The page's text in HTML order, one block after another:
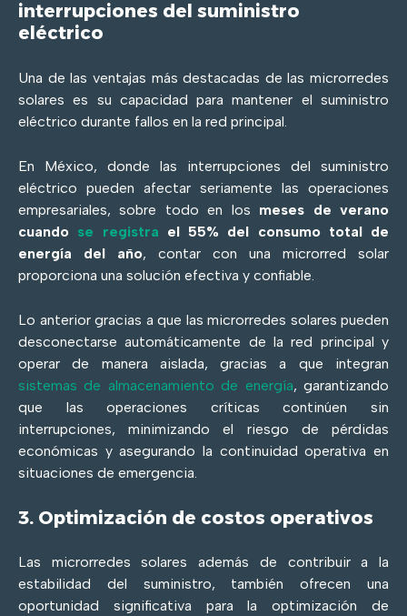
interrupciones del suministro
eléctrico
Una de las ventajas más destacadas de las microrredes
solares es su capacidad para mantener el suministro
eléctrico durante fallos en la red principal.
En México, donde las interrupciones del suministro
eléctrico pueden afectar seriamente las operaciones
empresariales, sobre todo en los meses de verano
cuando se registra el 55% del consumo total de
energía del año, contar con una microrred solar
proporciona una solución efectiva y confiable.
Lo anterior gracias a que las microrredes solares pueden
desconectarse automáticamente de la red principal y
operar de manera aislada, gracias a que integran
sistemas de almacenamiento de energía, garantizando
que las operaciones críticas continúen sin
interrupciones, minimizando el riesgo de pérdidas
económicas y asegurando la continuidad operativa en
situaciones de emergencia.
3. Optimización de costos operativos
Las microrredes solares además de contribuir a la
estabilidad del suministro, también ofrecen una
oportunidad significativa para la optimización de